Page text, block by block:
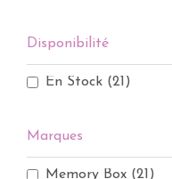
Disponibilité
En Stock (21)
Marques
Memory Box (21)